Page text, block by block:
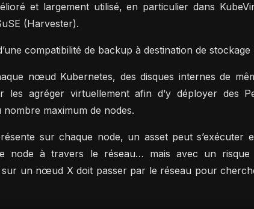
et largement utilisé, en particulier dans
(Harvester).
compatibilité de backup à destination de stockage
nœud Kubernetes, des disques internes de
les agréger virtuellement afin d’y déployer des
maximum de nodes.
sur chaque node, un asset peut s’exécuter
node à travers le réseau… mais avec un risque
un nœud X doit passer par le réseau pour